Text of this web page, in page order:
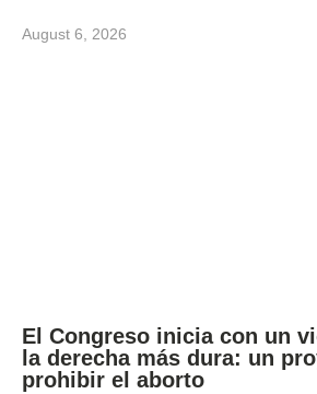
August 6, 2026
El Congreso inicia con un
la derecha más dura: un
prohibir el aborto